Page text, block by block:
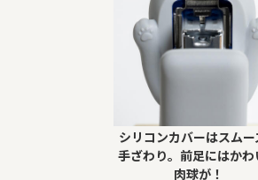
シリコンカバーはスムー
手ざわり。前足にはかわ
肉球が！